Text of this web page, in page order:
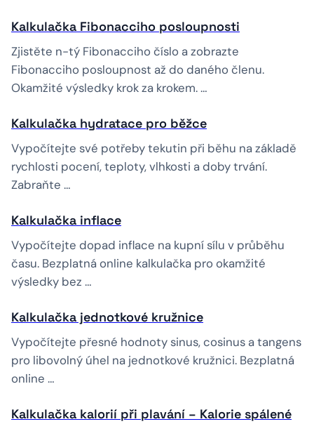
Kalkulačka Fibonacciho posloupnosti
Zjistěte n-tý Fibonacciho číslo a zobrazte
Fibonacciho posloupnost až do daného členu.
Okamžité výsledky krok za krokem. …
Kalkulačka hydratace pro běžce
Vypočítejte své potřeby tekutin při běhu na základě
rychlosti pocení, teploty, vlhkosti a doby trvání.
Zabraňte …
Kalkulačka inflace
Vypočítejte dopad inflace na kupní sílu v průběhu
času. Bezplatná online kalkulačka pro okamžité
výsledky bez …
Kalkulačka jednotkové kružnice
Vypočítejte přesné hodnoty sinus, cosinus a tangens
pro libovolný úhel na jednotkové kružnici. Bezplatná
online …
Kalkulačka kalorií při plavání – Kalorie spálené